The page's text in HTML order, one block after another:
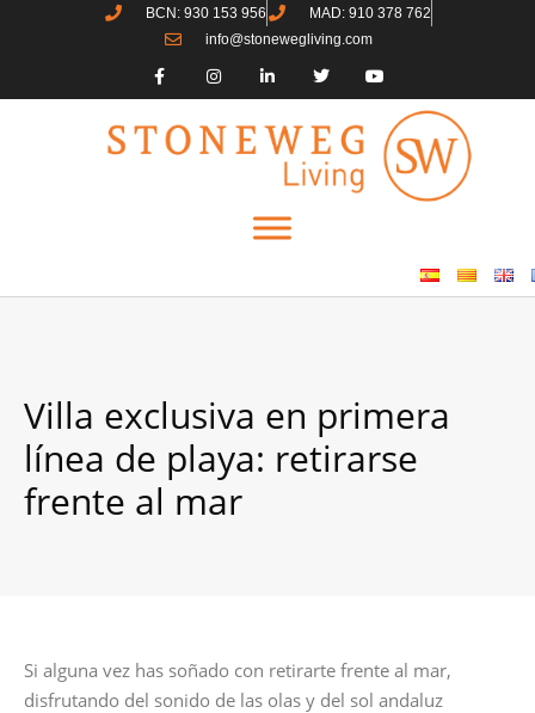
BCN: 930 153 956
MAD: 910 378 762
info@stonewegliving.com
Villa exclusiva en primera
línea de playa: retirarse
frente al mar
Si alguna vez has soñado con retirarte frente al mar,
disfrutando del sonido de las olas y del sol andaluz